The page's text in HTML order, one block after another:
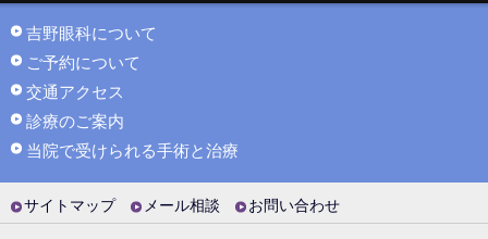
吉野眼科について
ご予約について
交通アクセス
診療のご案内
当院で受けられる手術と治療
サイトマップ メール相談 お問い合わせ